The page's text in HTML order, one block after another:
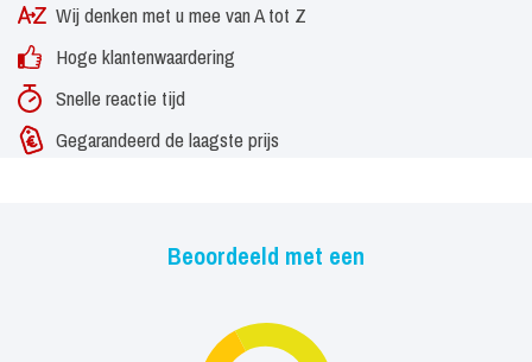
Wij denken met u mee van A tot Z
Hoge klantenwaardering
Snelle reactie tijd
Gegarandeerd de laagste prijs
Beoordeeld met een